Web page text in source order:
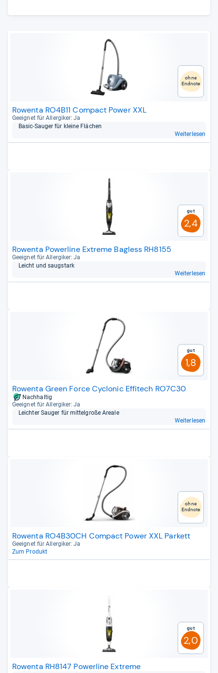
ohne
Endnote
Rowenta RO4B11 Compact Power XXL
Geeig­net für All­er­gi­ker: Ja
Basic-​Sau­ger für kleine Flä­chen
Weiterlesen
Gut
2,4
Rowenta Powerline Extreme Bagless RH8155
Geeig­net für All­er­gi­ker: Ja
Leicht und saug­stark
Weiterlesen
Gut
1,8
Rowenta Green Force Cyclonic Effitech RO7C30
Nachhaltig
Geeig­net für All­er­gi­ker: Ja
Leich­ter Sau­ger für mit­tel­große Areale
Weiterlesen
ohne
Endnote
Rowenta RO4B30CH Compact Power XXL Parkett
Geeig­net für All­er­gi­ker: Ja
Zum Produkt
Gut
2,0
Rowenta RH8147 Powerline Extreme